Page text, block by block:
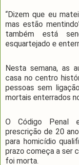
“Dizem que eu
mas estão
também está
esquartejado e
Nesta semana, as
casa no centro
pessoas sem
mortais enterrados
O Código Penal
prescrição de 20
para homicídio
prazo começa a ser
foi morta.